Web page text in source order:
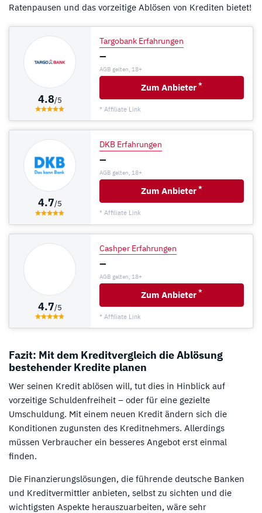
Ratenpausen und das vorzeitige Ablösen von Krediten bietet!
4.8/5
Targobank Erfahrungen
–
AGB gelten, 18+
Zum Anbieter *
* Affiliate Link
4.7/5
DKB Erfahrungen
–
AGB gelten, 18+
Zum Anbieter *
* Affiliate Link
4.7/5
Cashper Erfahrungen
–
AGB gelten, 18+
Zum Anbieter *
* Affiliate Link
Fazit: Mit dem Kreditvergleich die Ablösung
bestehender Kredite planen
Wer seinen Kredit ablösen will, tut dies in Hinblick auf
vorzeitige Schuldenfreiheit – oder für eine gezielte
Umschuldung. Mit einem neuen Kredit ändern sich die
Konditionen zugunsten des Kreditnehmers. Allerdings
müssen Verbraucher ein besseres Angebot erst einmal
finden.
Die Finanzierungslösungen, die führende deutsche Banken
und Kreditvermittler anbieten, selbst zu sichten und die
wichtigsten Aspekte herauszuarbeiten, wäre sehr